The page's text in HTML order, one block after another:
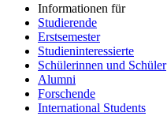
Informationen für
Studierende
Erstsemester
Studieninteressierte
Schülerinnen und Schüler
Alumni
Forschende
International Students